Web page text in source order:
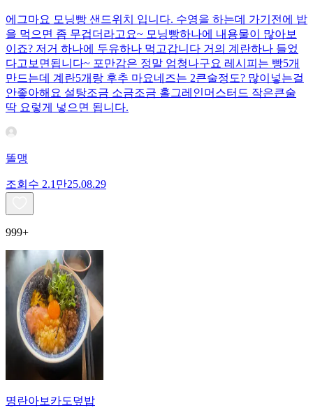
에그마요 모닝빵 샌드위치 입니다. 수영을 하는데 가기전에 밥
을 먹으면 좀 무겁더라고요~ 모닝빵하나에 내용물이 많아보
이죠? 저거 하나에 두유하나 먹고갑니다 거의 계란하나 들었
다고보면됩니다~ 포만감은 정말 엄청나구요 레시피는 빵5개
만드는데 계란5개랑 후추 마요네즈는 2큰술정도? 많이넣는걸
안좋아해요 설탕조금 소금조금 홀그레인머스터드 작은큰술
딱 요렇게 넣으면 됩니다.
똘맹
조회수 2.1만25.08.29
999+
명란아보카도덮밥